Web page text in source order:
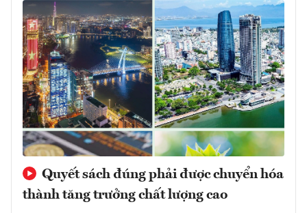
Quyết sách đúng phải được chuyển hóa
thành tăng trưởng chất lượng cao